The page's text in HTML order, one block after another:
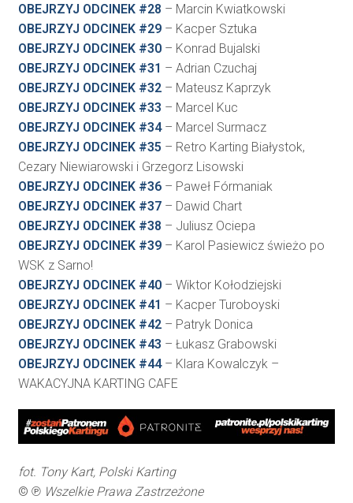
OBEJRZYJ ODCINEK #28 – Marcin Kwiatkowski
OBEJRZYJ ODCINEK #29– Kacper Sztuka
OBEJRZYJ ODCINEK #30– Konrad Bujalski
OBEJRZYJ ODCINEK #31 – Adrian Czuchaj
OBEJRZYJ ODCINEK #32– Mateusz Kaprzyk
OBEJRZYJ ODCINEK #33 – Marcel Kuc
OBEJRZYJ ODCINEK #34– Marcel Surmacz
OBEJRZYJ ODCINEK #35 – Retro Karting Białystok,
Cezary Niewiarowski i Grzegorz Lisowski
OBEJRZYJ ODCINEK #36– Paweł Fórmaniak
OBEJRZYJ ODCINEK #37– Dawid Chart
OBEJRZYJ ODCINEK #38 – Juliusz Ociepa
OBEJRZYJ ODCINEK #39– Karol Pasiewicz świeżo po
WSK z Sarno!
OBEJRZYJ ODCINEK #40– Wiktor Kołodziejski
OBEJRZYJ ODCINEK #41 – Kacper Turoboyski
OBEJRZYJ ODCINEK #42– Patryk Donica
OBEJRZYJ ODCINEK #43 – Łukasz Grabowski
OBEJRZYJ ODCINEK #44– Klara Kowalczyk –
WAKACYJNA KARTING CAFE
fot. Tony Kart, Polski Karting
© ℗Wszelkie Prawa Zastrzeżone